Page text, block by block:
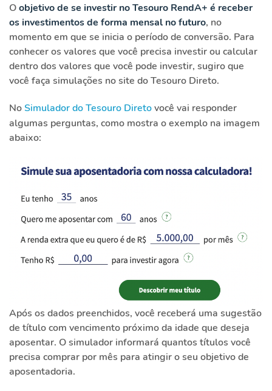
Oobjetivo de se investir no Tesouro RendA+ é receber
os investimentos de forma mensal no futuro, no
momento em que se inicia o período de conversão. Para
conhecer os valores que você precisa investir ou calcular
dentro dos valores que você pode investir, sugiro que
você faça simulações no site do Tesouro Direto.
NoSimulador do Tesouro Diretovocê vai responder
algumas perguntas, como mostra o exemplo na imagem
abaixo:
Após os dados preenchidos, você receberá uma sugestão
de título com vencimento próximo da idade que deseja
aposentar. O simulador informará quantos títulos você
precisa comprar por mês para atingir o seu objetivo de
aposentadoria.